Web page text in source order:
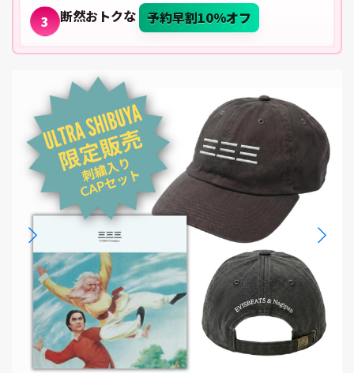
3 断然おトクな 予約早割10%オフ